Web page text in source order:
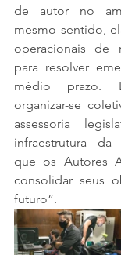
de autor no
mesmo sentido,
operacionais de
para resolver
médio prazo.
organizar-se
assessoria
infraestrutura da
que os Autores
consolidar seus
futuro”.